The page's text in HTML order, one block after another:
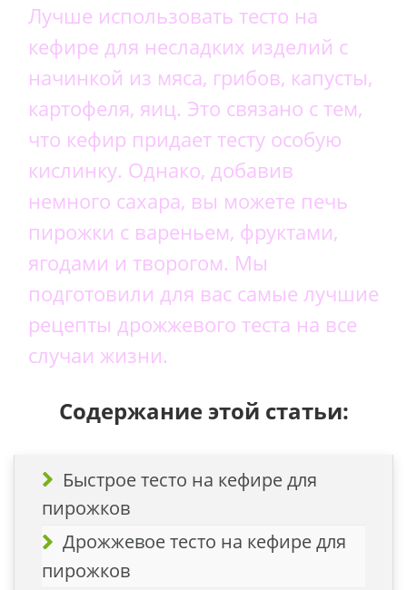
Лучше использовать тесто на
кефире для несладких изделий с
начинкой из мяса, грибов, капусты,
картофеля, яиц. Это связано с тем,
что кефир придает тесту особую
кислинку. Однако, добавив
немного сахара, вы можете печь
пирожки с вареньем, фруктами,
ягодами и творогом. Мы
подготовили для вас самые лучшие
рецепты дрожжевого теста на все
случаи жизни.
Содержание этой статьи:
Быстрое тесто на кефире для
пирожков
Дрожжевое тесто на кефире для
пирожков